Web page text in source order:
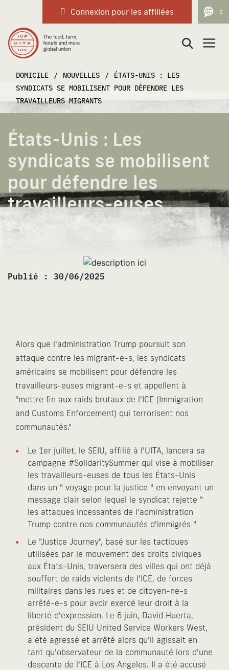
Connexion pour les affiliées
Navigation principale
DOMICILE / NOUVELLES / ÉTATS-UNIS : LES
SYNDICATS SE MOBILISENT POUR DÉFENDRE LES
TRAVAILLEURS MIGRANTS
États-Unis : Les
syndicats se mobilisent
pour défendre les
travailleurs-euses
migrant-e-s
Publié : 30/06/2025
Alors que l'administration Trump poursuit son
attaque contre les migrant-e-s, les syndicats
américains se mobilisent pour défendre les
travailleurs-euses migrant-e-s et appellent à
"mettre fin aux raids brutaux de l'ICE (Immigration
and Customs Enforcement) qui terrorisent nos
communautés."
Le 1er juillet, le SEIU, affilié à l'UITA, lancera sa
campagne #SolidaritySummer qui vise à mobiliser
les travailleurs-euses de tous les États-Unis
dans un " voyage pour la justice " en envoyant un
message clair selon lequel le syndicat rejette "
les attaques incessantes de l'administration
Trump contre nos communautés d'immigrés "
Le "Justice Journey", basé sur les tactiques
utilisées par le mouvement des droits civiques
aux États-Unis, traversera des villes qui ont déjà
souffert de raids violents de l'ICE, de forces
militaires dans les rues et de citoyen-ne-s
arrêté-e-s pour avoir exercé leur droit à la
liberté d'expression. Le 6 juin, David Huerta,
président du SEIU United Service Workers West,
a été agressé et arrêté alors qu'il agissait en
tant qu'observateur de la communauté lors d'une
descente de l'ICE à Los Angeles. Il a été accusé